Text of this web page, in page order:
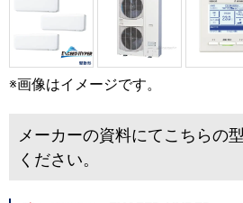
※画像はイメージです。
メーカーの資料にてこちらの
ください。